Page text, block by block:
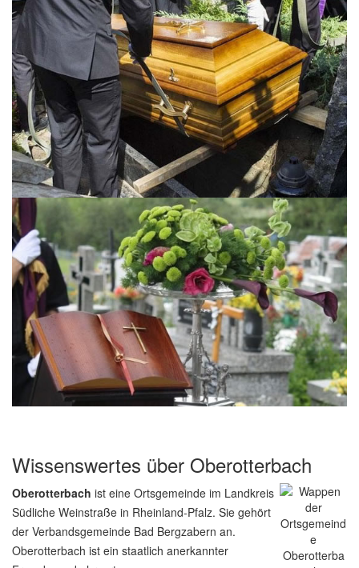
Wissenswertes über Oberotterbach
Oberotterbach ist eine Ortsgemeinde im Landkreis
Südliche Weinstraße in Rheinland-Pfalz. Sie gehört
der Verbandsgemeinde Bad Bergzabern an.
Oberotterbach ist ein staatlich anerkannter